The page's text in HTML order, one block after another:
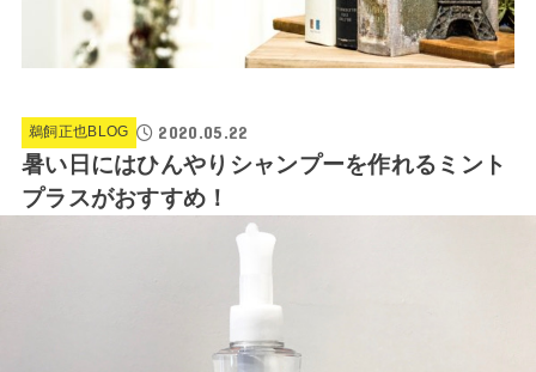
鵜飼正也BLOG 2020.05.22
暑い日にはひんやりシャンプーを作れるミント
プラスがおすすめ！